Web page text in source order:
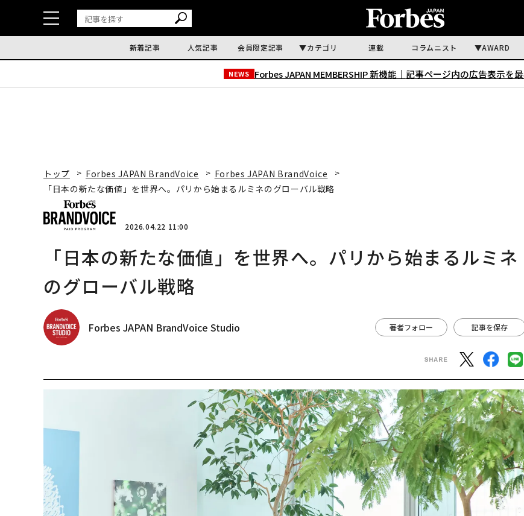
新着記事 人気記事 会員限定記事 カテゴリ 連載 コラムニスト AWARD
NEWS Forbes JAPAN MEMBERSHIP 新機能｜ 記事ページ内の広告表示を
トップ Forbes JAPAN BrandVoice
Forbes JAPAN BrandVoice
「日本の新たな価値」を世界へ。パリから始まるルミネのグローバル戦略
2026.04.22 11:00
「日本の新たな価値」を世界へ。パリから始まるルミネ
のグローバル戦略
Forbes JAPAN BrandVoice Studio 著者フォロー 記事を保存